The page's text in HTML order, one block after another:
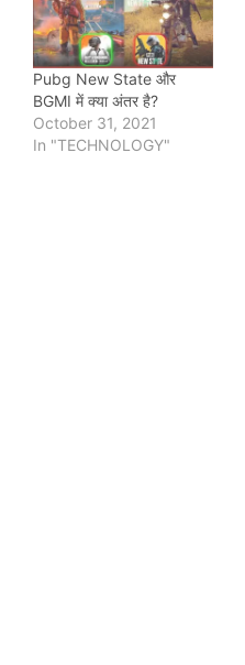
Pubg New State और
BGMI में क्या अंतर है?
October 31, 2021
In "TECHNOLOGY"